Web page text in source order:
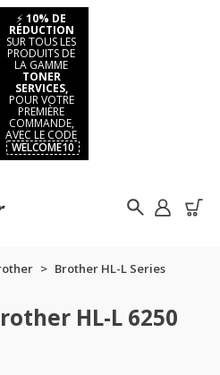
⚡ 10% DE
RÉDUCTION
SUR TOUS LES
PRODUITS DE
LA GAMME
TONER
SERVICES,
POUR VOTRE
PREMIÈRE
COMMANDE,
AVEC LE CODE
WELCOME10
Brother HL-L Series
HL-L 6250